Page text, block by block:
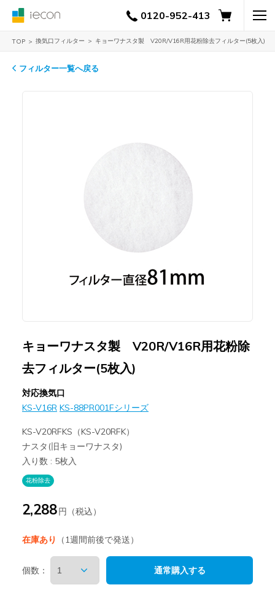
0120-952-413
TOP 換気口フィルター キョーワナスタ製 V20R/V16R用花粉除去フィルター(5枚入)
フィルター一覧へ戻る
キョーワナスタ製 V20R/V16R用花粉除
去フィルター(5枚入)
対応換気口
KS-V16R KS-88PR001Fシリーズ
KS-V20RFKS（KS-V20RFK）
ナスタ(旧キョーワナスタ)
入り数 : 5枚入
花粉除去
2,288円（税込）
在庫あり （1週間前後で発送）
個数：